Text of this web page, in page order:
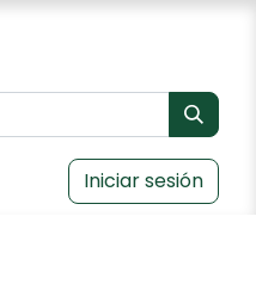
Iniciar sesión